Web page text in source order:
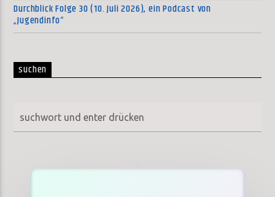
Durchblick Folge 30 (10. Juli 2026), ein Podcast von
„Jugendinfo“
suchen